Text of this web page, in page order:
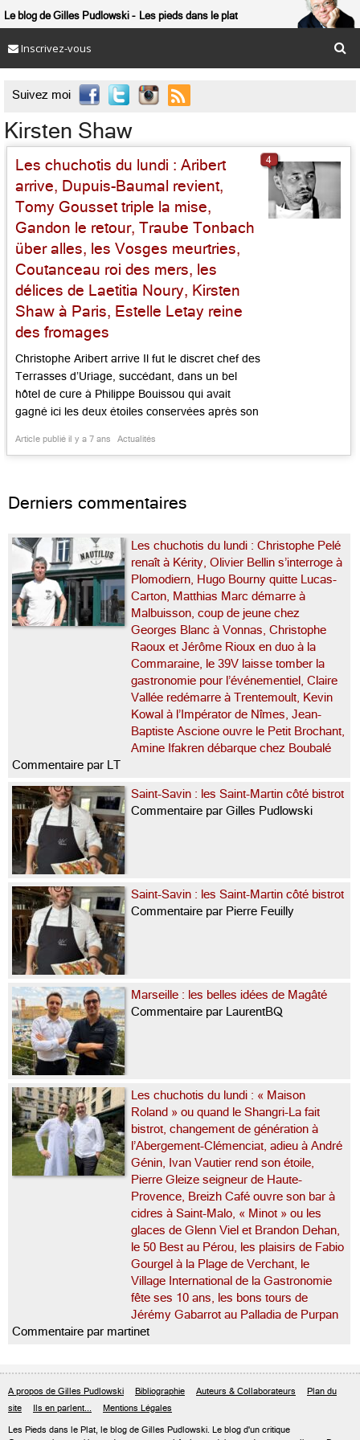
Le blog de Gilles Pudlowski Les pieds dans le plat
Inscrivez-vous
Suivez moi 
Kirsten Shaw
Les chuchotis du lundi : Aribert
arrive, Dupuis-Baumal revient,
Tomy Gousset triple la mise,
Gandon le retour, Traube Tonbach
über alles, les Vosges meurtries,
Coutanceau roi des mers, les
délices de Laetitia Noury, Kirsten
Shaw à Paris, Estelle Letay reine
des fromages
Christophe Aribert arrive Il fut le discret chef des
Terrasses d’Uriage, succédant, dans un bel
hôtel de cure à Philippe Bouissou qui avait
gagné ici les deux étoiles conservées après son
Christophe Aribert va prouver qu’il mérite la
Article publié il y a 7 ans Actualités
4
Derniers commentaires
Les chuchotis du lundi : Christophe Pelé
renaît à Kérity, Olivier Bellin s’interroge à
Plomodiern, Hugo Bourny quitte Lucas-
Carton, Matthias Marc démarre à
Malbuisson, coup de jeune chez
Georges Blanc à Vonnas, Christophe
Raoux et Jérôme Rioux en duo à la
Commaraine, le 39V laisse tomber la
gastronomie pour l’événementiel, Claire
Vallée redémarre à Trentemoult, Kevin
Kowal à l’Impérator de Nîmes, Jean-
Baptiste Ascione ouvre le Petit Brochant,
Amine Ifakren débarque chez Boubalé
Commentaire par LT
Saint-Savin : les Saint-Martin côté bistrot
Commentaire par Gilles Pudlowski
Saint-Savin : les Saint-Martin côté bistrot
Commentaire par Pierre Feuilly
Marseille : les belles idées de Magâté
Commentaire par LaurentBQ
Les chuchotis du lundi : « Maison
Roland » ou quand le Shangri-La fait
bistrot, changement de génération à
l’Abergement-Clémenciat, adieu à André
Génin, Ivan Vautier rend son étoile,
Pierre Gleize seigneur de Haute-
Provence, Breizh Café ouvre son bar à
cidres à Saint-Malo, « Minot » ou les
glaces de Glenn Viel et Brandon Dehan,
le 50 Best au Pérou, les plaisirs de Fabio
Gourgel à la Plage de Verchant, le
Village International de la Gastronomie
fête ses 10 ans, les bons tours de
Jérémy Gabarrot au Palladia de Purpan
Commentaire par martinet
A propos de Gilles Pudlowski Bibliographie Auteurs & Collaborateurs
Plan du
site
Ils en parlent... Mentions Légales
Les Pieds dans le Plat, le blog de Gilles Pudlowski. Le blog d'un critique